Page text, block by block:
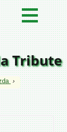
Tribute
›